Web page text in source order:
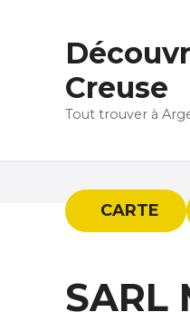
Creuse
Tout trouver à
CARTE
SARL